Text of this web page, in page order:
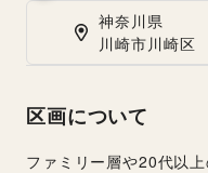
神奈川県
川崎市川崎区
区画について
ファミリー層や20代以